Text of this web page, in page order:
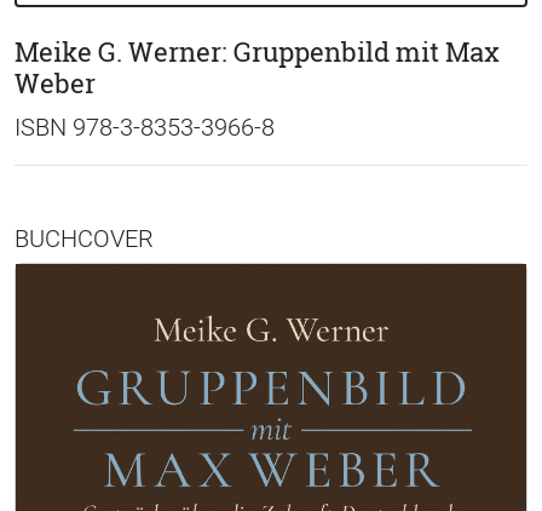
Meike G. Werner: Gruppenbild mit Max
Weber
ISBN 978-3-8353-3966-8
BUCHCOVER